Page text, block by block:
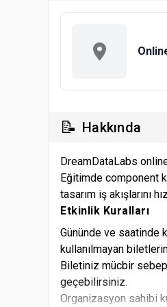
📝 Hakkında
DreamDataLabs
Eğitimde component
tasarım iş akışlarını
Etkinlik Kuralları
Gününde ve saatinde
kullanılmayan
Biletiniz mücbir
geçebilirsiniz.
Organizasyon sahibi